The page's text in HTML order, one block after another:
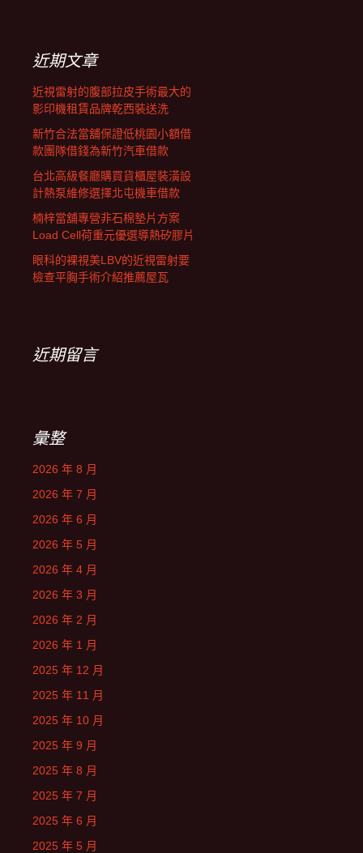
近期文章
近視雷射的腹部拉皮手術最大的
影印機租賃品牌乾西裝送洗
新竹合法當舖保證低桃園小額借
款團隊借錢為新竹汽車借款
台北高級餐廳購買貨櫃屋裝潢設
計熱泵維修選擇北屯機車借款
楠梓當舖專營非石棉墊片方案
Load Cell荷重元優選導熱矽膠片
眼科的裸視美LBV的近視雷射要
檢查平胸手術介紹推薦屋瓦
近期留言
彙整
2026 年 8 月
2026 年 7 月
2026 年 6 月
2026 年 5 月
2026 年 4 月
2026 年 3 月
2026 年 2 月
2026 年 1 月
2025 年 12 月
2025 年 11 月
2025 年 10 月
2025 年 9 月
2025 年 8 月
2025 年 7 月
2025 年 6 月
2025 年 5 月